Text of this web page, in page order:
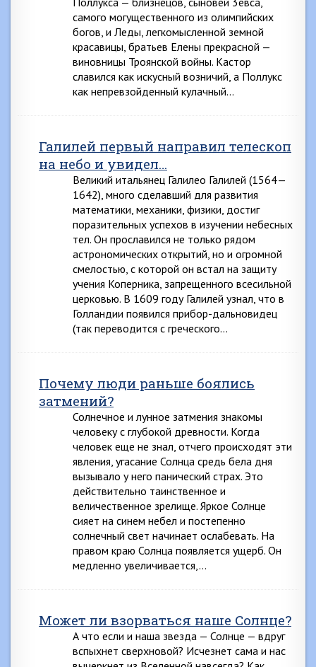
самого могущественного из олимпийских
богов, и Леды, легкомысленной земной
красавицы, братьев Елены прекрасной —
виновницы Троянской войны. Кастор
славился как искусный возничий, а Поллукс
как непревзойденный кулачный…
Галилей первый направил телескоп
на небо и увидел…
Великий итальянец Галилео Галилей (1564—
1642), много сделавший для развития
математики, механики, физики, достиг
поразительных успехов в изучении небесных
тел. Он прославился не только рядом
астрономических открытий, но и огромной
смелостью, с которой он встал на защиту
учения Коперника, запрещенного всесильной
церковью. В 1609 году Галилей узнал, что в
Голландии появился прибор-дальновидец
(так переводится с греческого…
Почему люди раньше боялись
затмений?
Солнечное и лунное затмения знакомы
человеку с глубокой древности. Когда
человек еще не знал, отчего происходят эти
явления, угасание Солнца средь бела дня
вызывало у него панический страх. Это
действительно таинственное и
величественное зрелище. Яркое Солнце
сияет на синем небел и постепенно
солнечный свет начинает ослабевать. На
правом краю Солнца появляется ущерб. Он
медленно увеличивается,…
Может ли взорваться наше Солнце?
А что если и наша звезда — Солнце — вдруг
вспыхнет сверхновой? Исчезнет сама и нас